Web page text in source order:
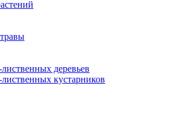
деревьев
кустарников